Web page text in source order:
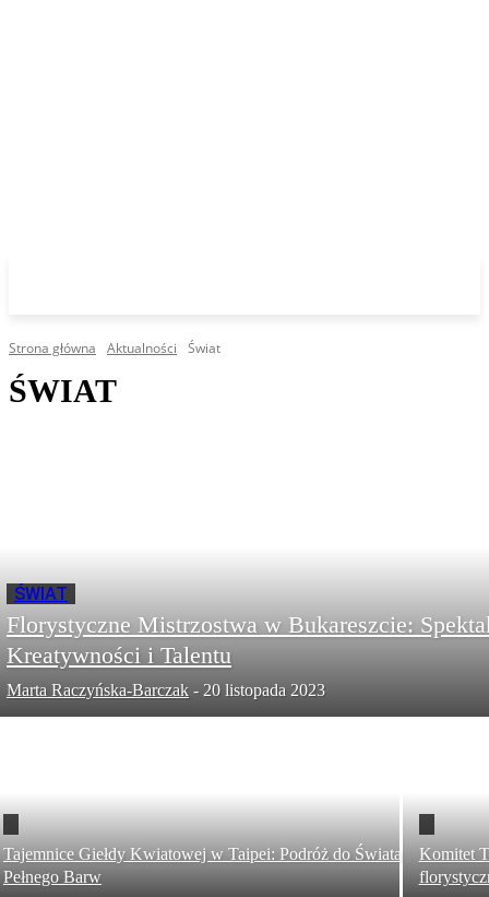
Strona główna Aktualności Świat
ŚWIAT
ŚWIAT
Florystyczne Mistrzostwa w Bukareszcie:
Kreatywności i Talentu
Marta Raczyńska-Barczak - 20 listopada 2023
Tajemnice Giełdy Kwiatowej w Taipei: Podróż do Świata
Pełnego Barw
Komitet